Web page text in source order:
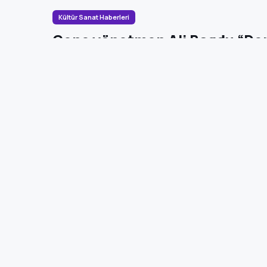
Kültür Sanat Haberleri
Genç yönetmen Ali Bagdu